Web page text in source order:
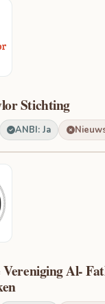
Stichting
ANBI: Ja
Vereniging Al-